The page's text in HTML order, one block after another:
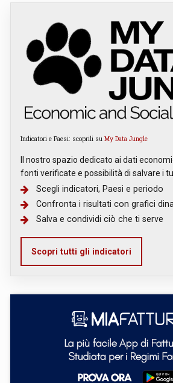
Indicatori e Paesi: scoprili su My Data Jungle
Il nostro spazio dedicato ai dati
fonti verificate e possibilità di salvare i
Scegli indicatori, Paesi e periodo
Confronta i risultati con grafici
Salva e condividi ciò che ti serve
Scopri tutti gli indicatori